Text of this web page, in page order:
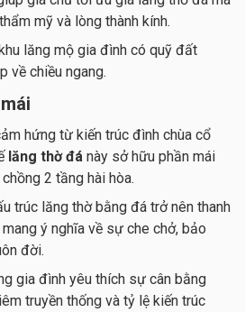
mỹ và lòng thành kính.
lăng mộ gia đình có quỹ đất
về chiều ngang.
hứng từ kiến trúc đình chùa cổ
lăng thờ đá này sở hữu phần mái
2 tầng hài hòa.
trúc lăng thờ bằng đá trở nên thanh
ý nghĩa về sự che chở, bảo
đời.
gia đình yêu thích sự cân bằng
truyền thống và tỷ lệ kiến trúc